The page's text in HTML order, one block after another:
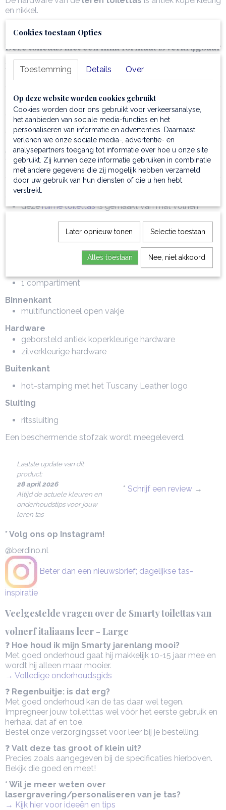
en nikkel.
toilettas
Deze toilettas met een flink formaat is verkrijgbaar
in verschillende mooie kleuren.
Hieronder vindt u nog overzichtelijk de kenmerken van
dezeprachtige lederen toilettas.
Afmetingen: 26 x 13 x 13,5 cm
Gewicht: 0,5 kg.
Samenstelling
dezeruime toilettasis gemaakt van mat volnerf
handmatig is gepigmenteerd
katoenen voering
1 compartiment
Binnenkant
multifunctioneel open vakje
Hardware
geborsteld antiek koperkleurige hardware
zilverkleurige hardware
Buitenkant
hot-stamping met het Tuscany Leather logo
Sluiting
ritssluiting
Een beschermende stofzak wordt meegeleverd.
Laatste update van dit
product:
28 april 2026
Altijd de actuele kleuren en
onderhoudstips voor jouw
leren tas
* Schrijf een review →
* Volg ons op Instagram!
@berdino.nl
Beter dan een nieuwsbrief; dagelijkse tas-
inspiratie
Veelgestelde vragen over de Smarty toilettas van
volnerf italiaans leer - Large
❓ Hoe houd ik mijn Smarty jarenlang mooi?
Met goed onderhoud gaat hij makkelijk 10-15 jaar mee en
wordt hij alleen maar mooier.
→ Volledige onderhoudsgids
❓ Regenbuitje: is dat erg?
Met goed onderhoud kan de tas daar wel tegen.
Impregneer jouw toiletttas wel vóór het eerste gebruik en
herhaal dat af en toe.
Bestel onze verzorgingsset voor leer bij je bestelling.
❓ Valt deze tas groot of klein uit?
Precies zoals aangegeven bij de specificaties hierboven.
Bekijk die goed en meet!
* Wil je meer weten over
lasergravering/personaliseren van je tas?
→ Kijk hier voor ideeën en tips
Cookies toestaan Opties
Toestemming Details Over
Op deze website worden cookies gebruikt
Cookies worden door ons gebruikt voor verkeersanalyse,
het aanbieden van sociale media-functies en het
personaliseren van informatie en advertenties. Daarnaast
verlenen we onze sociale media-, advertentie- en
analysepartners toegang tot informatie over hoe u onze site
gebruikt. Zij kunnen deze informatie gebruiken in combinatie
met andere gegevens die zij mogelijk hebben verzameld
door uw gebruik van hun diensten of die u hen hebt
verstrekt.
Later opnieuw tonen Selectie toestaan
Alles toestaan Nee, niet akkoord